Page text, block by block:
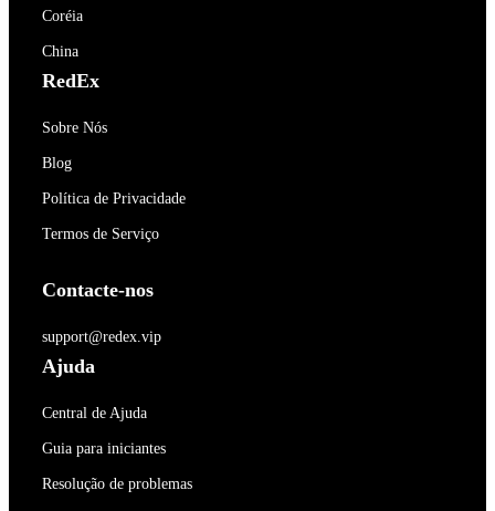
Coréia
China
RedEx
Sobre Nós
Blog
Política de Privacidade
Termos de Serviço
Contacte-nos
support@redex.vip
Ajuda
Central de Ajuda
Guia para iniciantes
Resolução de problemas